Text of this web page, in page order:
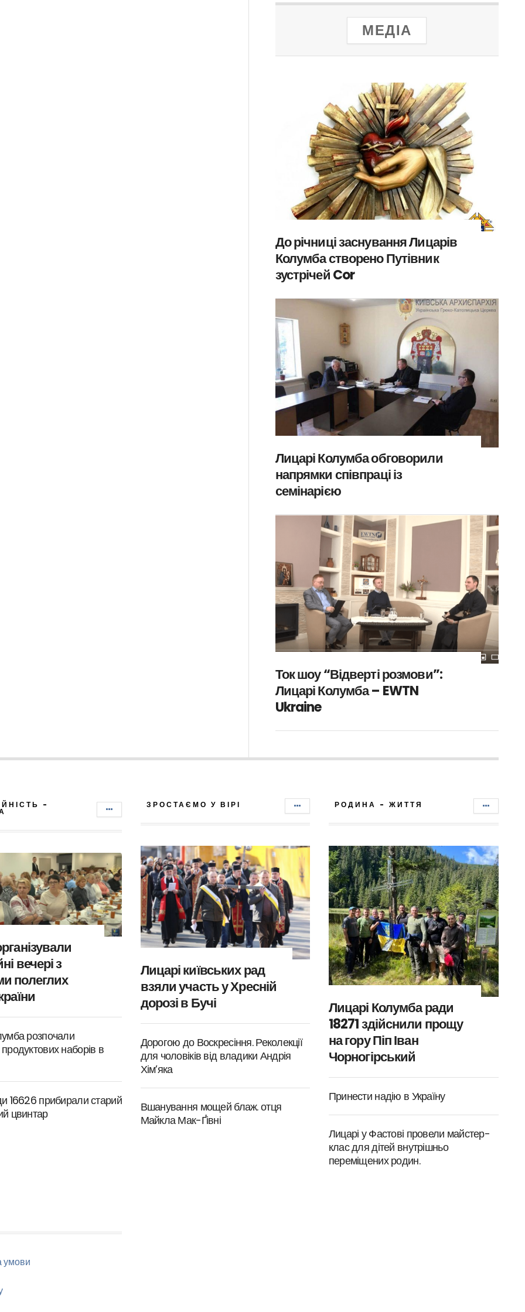
МЕДІА
До річниці заснування Лицарів
Колумба створено Путівник
зустрічей Cor
Лицарі Колумба обговорили
напрямки співпраці із
семінарією
Ток шоу “Відверті розмови”:
Лицарі Колумба – EWTN
Ukraine
-
вечері з
полеглих
розпочали
наборів в
16626 прибирали старий
цвинтар
ЗРОСТАЄМО У ВІРІ
Лицарі київських рад
взяли участь у Хресній
дорозі в Бучі
Дорогою до Воскресіння. Реколекції
для чоловіків від владики Андрія
Хім’яка
Вшанування мощей блаж. отця
Майкла Мак-Ґівні
РОДИНА - ЖИТТЯ
Лицарі Колумба ради
18271 здійснили прощу
на гору Піп Іван
Чорногірський
Принести надію в Україну
Лицарі у Фастові провели майстер-
клас для дітей внутрішньо
переміщених родин.
умови